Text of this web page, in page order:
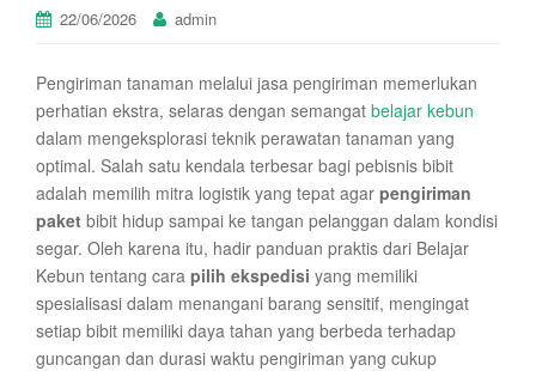
22/06/2026 admin
Pengiriman tanaman melalui jasa pengiriman memerlukan
perhatian ekstra, selaras dengan semangat belajar kebun
dalam mengeksplorasi teknik perawatan tanaman yang
optimal. Salah satu kendala terbesar bagi pebisnis bibit
adalah memilih mitra logistik yang tepat agar pengiriman
paket bibit hidup sampai ke tangan pelanggan dalam kondisi
segar. Oleh karena itu, hadir panduan praktis dari Belajar
Kebun tentang cara pilih ekspedisi yang memiliki
spesialisasi dalam menangani barang sensitif, mengingat
setiap bibit memiliki daya tahan yang berbeda terhadap
guncangan dan durasi waktu pengiriman yang cukup